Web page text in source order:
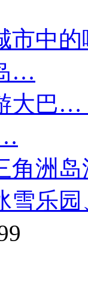
市中
…
大巴…
角洲
雪乐